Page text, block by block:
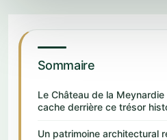
Sommaire
Le Château de la
cache derrière ce trésor
Un patrimoine architectural